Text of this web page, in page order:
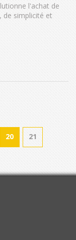
l'achat de
de simplicité et
20 21